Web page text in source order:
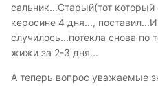
сальник...Старый(тот
керосине 4 дня...,
случилось...потекла снова по
жижи за 2-3 дня...
А теперь вопрос уважаемые